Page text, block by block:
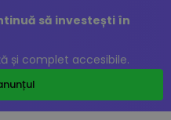
să investești în
și complet accesibile.